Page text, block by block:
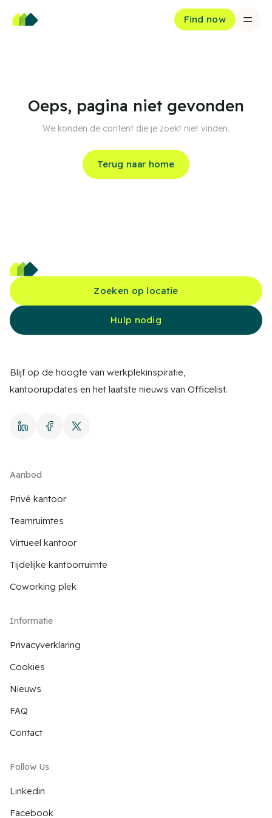
Find now
Oeps, pagina niet gevonden
We konden de content die je zoekt niet vinden.
Terug naar home
Zoeken op locatie
Hulp nodig
Blijf op de hoogte van werkplekinspiratie,
kantoorupdates en het laatste nieuws van Officelist.
Aanbod
Privé kantoor
Teamruimtes
Virtueel kantoor
Tijdelijke kantoorruimte
Coworking plek
Informatie
Privacyverklaring
Cookies
Nieuws
FAQ
Contact
Follow Us
Linkedin
Facebook